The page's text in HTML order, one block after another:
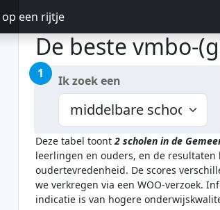
op een rijtje
De beste vmbo-
1 Ik zoek een
Deze tabel toont2 scholen in de
leerlingen en ouders, en de
oudertevredenheid. De scores
we verkregen via een WOO-verzoek.
indicatie is van hogere